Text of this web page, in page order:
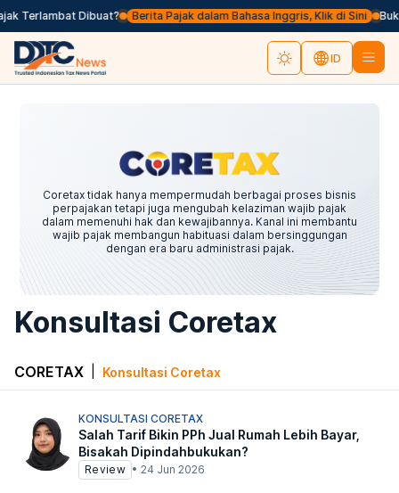
Dibuat? Berita Pajak dalam Bahasa Inggris, Klik di Sini Bukan
ID
Coretax tidak hanya mempermudah berbagai proses bisnis
perpajakan tetapi juga mengubah kelaziman wajib pajak
dalam memenuhi hak dan kewajibannya. Kanal ini membantu
wajib pajak membangun habituasi dalam bersinggungan
dengan era baru administrasi pajak.
Konsultasi Coretax
CORETAX Konsultasi Coretax
KONSULTASI CORETAX
Salah Tarif Bikin PPh Jual Rumah Lebih Bayar,
Bisakah Dipindahbukukan?
Review • 24 Jun 2026